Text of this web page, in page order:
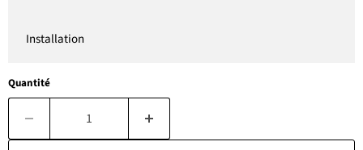
Installation
Quantité